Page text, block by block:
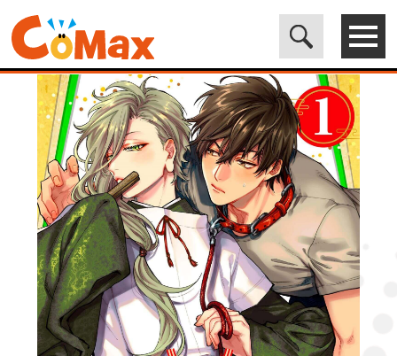
電子書籍マンガ CoMax(コマックス)公式サイト - 株式会社ICE>
LEGEND> 神様☆ハニー1